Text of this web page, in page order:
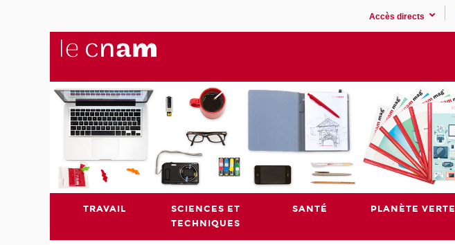
Accès directs
TRAVAIL
SCIENCES ET
TECHNIQUES
SANTÉ PLANÈTE VERTE